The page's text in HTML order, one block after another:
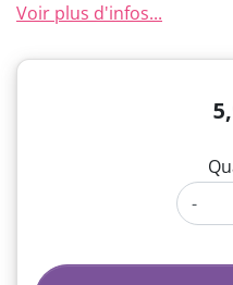
Voir plus d'infos...
-